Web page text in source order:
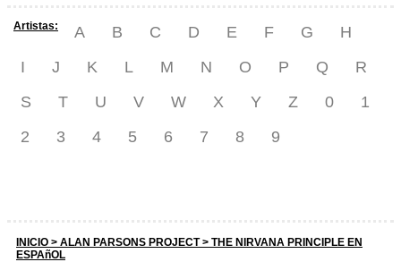
Artistas: A B C D E F G
H
I
J K L M N O P Q
R
S
T U V W X Y Z 0
1
2
3 4 5 6 7 8 9
INICIO > ALAN PARSONS PROJECT> THE NIRVANA PRINCIPLE EN
ESPAñOL